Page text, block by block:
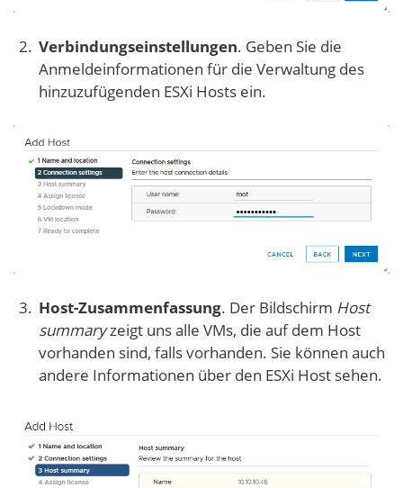
Verbindungseinstellungen. Geben Sie die
Anmeldeinformationen für die Verwaltung des
hinzuzufügenden ESXi Hosts ein.
Host-Zusammenfassung. Der Bildschirm Host
summaryzeigt uns alle VMs, die auf dem Host
vorhanden sind, falls vorhanden. Sie können auch
andere Informationen über den ESXi Host sehen.